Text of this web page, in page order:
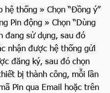
hệ thống » Chọn “Đồng ý”
Pin động » Chọn “Dùng
đang sử dụng, sau đó
nhận được hệ thống gửi
đăng ký, sau đó chọn
bị thành công, mỗi lần
Pin qua Email hoặc trên